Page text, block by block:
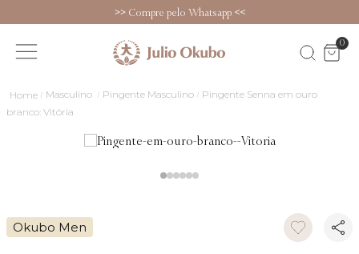
>>Compre pelo Whatsapp <<
0
Masculino Pingente Masculino
Pingente Senna em ouro
branco: Vitória
Okubo Men